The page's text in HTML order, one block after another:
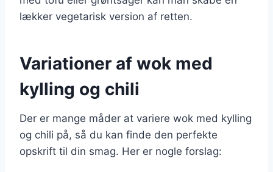
lækker vegetarisk version af retten.
Variationer af wok med
kylling og chili
Der er mange måder at variere wok med kylling
og chili på, så du kan finde den perfekte
opskrift til din smag. Her er nogle forslag: